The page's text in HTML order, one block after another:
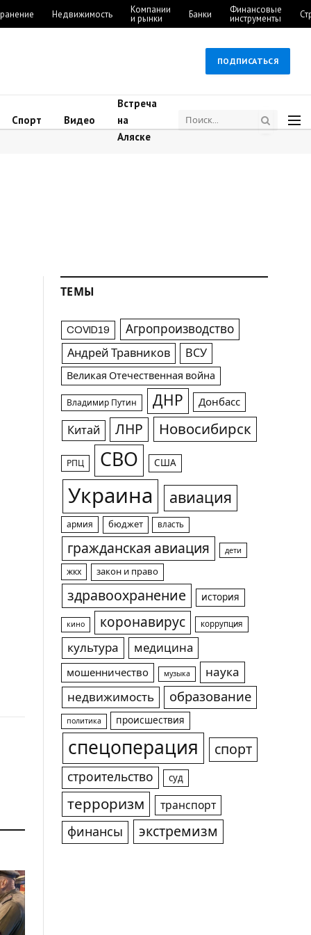
Недвижимость Компании
и рынки Банки Финансовые
инструменты
ПОДПИСАТЬСЯ
Спорт Видео
Встреча
на
Аляске
ТЕМЫ
COVID19 Агропроизводство
Андрей Травников ВСУ
Великая Отечественная война
Владимир Путин ДНР Донбасс
Китай ЛНР Новосибирск
РПЦ СВО США
Украина авиация
армия бюджет власть
гражданская авиация дети
жкх закон и право
здравоохранение история
кино коронавирус коррупция
культура медицина
мошенничество музыка
наука
недвижимость
образование
политика происшествия
спецоперация спорт
строительство суд
терроризм транспорт
финансы экстремизм